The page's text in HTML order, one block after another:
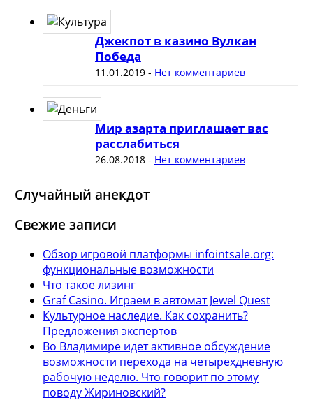
Джекпот в казино Вулкан
Победа
11.01.2019- Нет комментариев
Мир азарта приглашает вас
расслабиться
26.08.2018- Нет комментариев
Случайный анекдот
Свежие записи
Обзор игровой платформы infointsale.org:
функциональные возможности
Что такое лизинг
Graf Casino. Играем в автомат Jewel Quest
Культурное наследие. Как сохранить?
Предложения экспертов
Во Владимире идет активное обсуждение
возможности перехода на четырехдневную
рабочую неделю. Что говорит по этому
поводу Жириновский?